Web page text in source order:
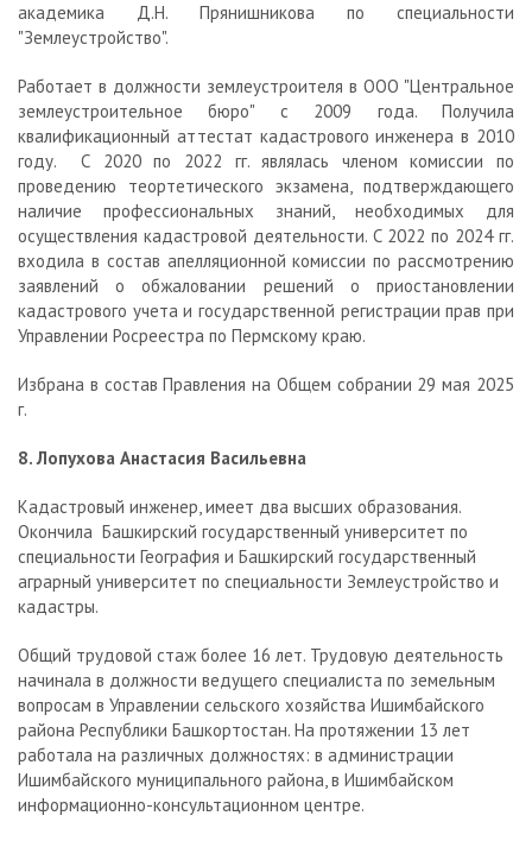
академика Д.Н. Прянишникова по специальности
"Землеустройство".
Работает в должности землеустроителя в ООО "Центральное
землеустроительное бюро" с 2009 года. Получила
квалификационный аттестат кадастрового инженера в 2010
году. С 2020 по 2022 гг. являлась членом комиссии по
проведению теортетического экзамена, подтверждающего
наличие профессиональных знаний, необходимых для
осуществления кадастровой деятельности. С 2022 по 2024 гг.
входила в состав апелляционной комиссии по рассмотрению
заявлений о обжаловании решений о приостановлении
кадастрового учета и государственной регистрации прав при
Управлении Росреестра по Пермскому краю.
Избрана в состав Правления на Общем собрании 29 мая 2025
г.
8. Лопухова Анастасия Васильевна
Кадастровый инженер, имеет два высших образования.
Окончила Башкирский государственный университет по
специальности География и Башкирский государственный
аграрный университет по специальности Землеустройство и
кадастры.
Общий трудовой стаж более 16 лет. Трудовую деятельность
начинала в должности ведущего специалиста по земельным
вопросам в Управлении сельского хозяйства Ишимбайского
района Республики Башкортостан. На протяжении 13 лет
работала на различных должностях: в администрации
Ишимбайского муниципального района, в Ишимбайском
информационно-консультационном центре.